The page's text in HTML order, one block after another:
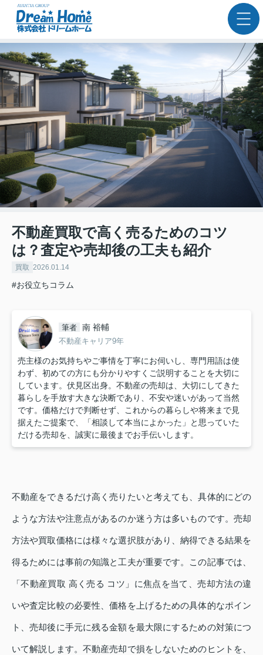
不動産買取で高く売るためのコツ
は？査定や売却後の工夫も紹介
買取 2026.01.14
#お役立ちコラム
筆者 南 裕輔
不動産キャリア9年
売主様のお気持ちやご事情を丁寧にお伺いし、専門用語は使
わず、初めての方にも分かりやすくご説明することを大切に
しています。伏見区出身。不動産の売却は、大切にしてきた
暮らしを手放す大きな決断であり、不安や迷いがあって当然
です。価格だけで判断せず、これからの暮らしや将来まで見
据えたご提案で、「相談して本当によかった」と思っていた
だける売却を、誠実に最後までお手伝いします。
不動産をできるだけ高く売りたいと考えても、具体的にどの
ような方法や注意点があるのか迷う方は多いものです。売却
方法や買取価格には様々な選択肢があり、納得できる結果を
得るためには事前の知識と工夫が重要です。この記事では、
「不動産買取 高く売る コツ」に焦点を当て、売却方法の違
いや査定比較の必要性、価格を上げるための具体的なポイン
ト、売却後に手元に残る金額を最大限にするための対策につ
いて解説します。不動産売却で損をしないためのヒントを、